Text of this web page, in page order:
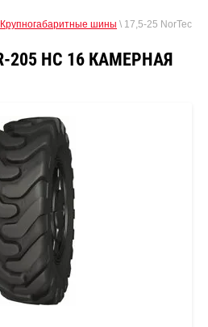
Крупногабаритные шины \ 17,5-25 NorTec
205 НС 16 КАМЕРНАЯ